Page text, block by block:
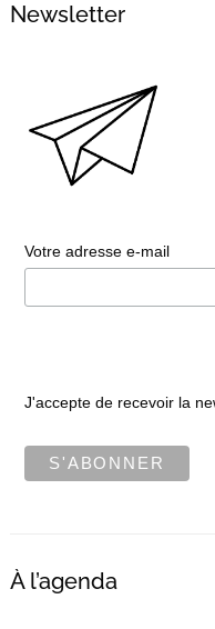
Newsletter
Votre adresse e-mail
J'accepte de recevoir la
À l’agenda